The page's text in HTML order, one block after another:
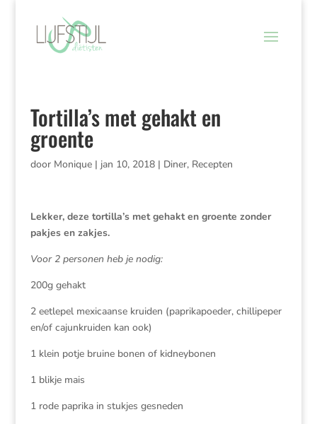
Tortilla’s met gehakt en
groente
door Monique| jan 10, 2018| Diner, Recepten
Lekker, deze tortilla’s met gehakt en groente zonder
pakjes en zakjes.
Voor 2 personen heb je nodig:
200g gehakt
2 eetlepel mexicaanse kruiden (paprikapoeder, chillipeper
en/of cajunkruiden kan ook)
1 klein potje bruine bonen of kidneybonen
1 blikje mais
1 rode paprika in stukjes gesneden